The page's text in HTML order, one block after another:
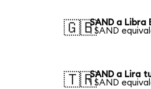
🇬🇧SAND a
1 SAND
🇹🇷SAND a Lira
1 SAND